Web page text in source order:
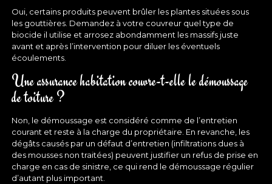
Oui, certains produits peuvent brûler les plantes situées sous
les gouttières. Demandez à votre couvreur quel type de
biocide il utilise et arrosez abondamment les massifs juste
avant et après l’intervention pour diluer les éventuels
écoulements.
Une assurance habitation couvre-t-elle le démoussage
de toiture ?
Non, le démoussage est considéré comme de l’entretien
courant et reste à la charge du propriétaire. En revanche, les
dégâts causés par un défaut d’entretien (infiltrations dues à
des mousses non traitées) peuvent justifier un refus de prise en
charge en cas de sinistre, ce qui rend le démoussage régulier
d’autant plus important.